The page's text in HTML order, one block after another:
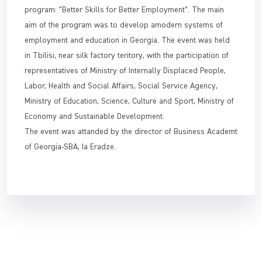
program: “Better Skills for Better Employment”. The main
aim of the program was to develop amodern systems of
employment and education in Georgia. The event was held
in Tbilisi, near silk factory teritory, with the participation of
representatives of Ministry of Internally Displaced People,
Labor, Health and Social Affairs, Social Service Agency,
Ministry of Education, Science, Culture and Sport, Ministry of
Economy and Sustainable Development.
The event was attanded by the director of Business Academt
of Georgia-SBA, Ia Eradze.